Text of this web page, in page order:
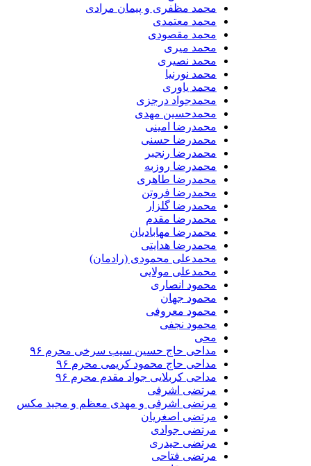
محمد مظفری و پیمان مرادی
محمد معتمدی
محمد مقصودی
محمد میری
محمد نصیری
محمد نورنیا
محمد یاوری
محمدجواد درجزی
محمدحسین مهدی
محمدرضا امینی
محمدرضا حسنی
محمدرضا رنجبر
محمدرضا روزبه
محمدرضا طاهری
محمدرضا فروتن
محمدرضا گلزار
محمدرضا مقدم
محمدرضا مهابادیان
محمدرضا هدایتی
محمدعلی محمودی (رادمان)
محمدعلی مولایی
محمود انصاری
محمود جهان
محمود معروفی
محمود نجفی
محی
مداحی حاج حسین سیب سرخی محرم ۹۶
مداحی حاج محمود کریمی محرم ۹۶
مداحی کربلایی جواد مقدم محرم ۹۶
مرتضی اشرفی
مرتضی اشرفی و مهدی معظم و مجید مکس
مرتضی اصغریان
مرتضی جوادی
مرتضی حیدری
مرتضی فتاحی